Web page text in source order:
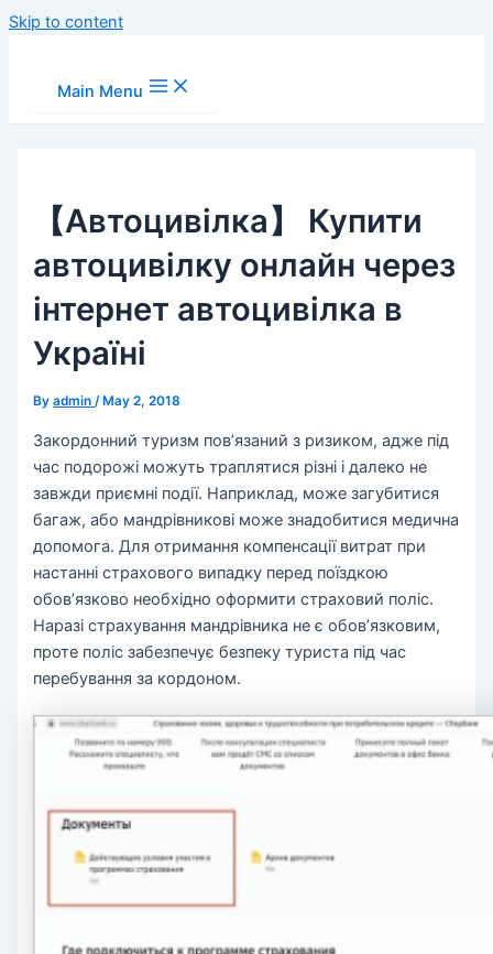
Skip to content
Main Menu
【Автоцивілка】 Купити
автоцивілку онлайн через
інтернет автоцивілка в
Україні
Byadmin/ May 2, 2018
Закордонний туризм пов’язаний з ризиком, адже під
час подорожі можуть траплятися різні і далеко не
завжди приємні події. Наприклад, може загубитися
багаж, або мандрівникові може знадобитися медична
допомога. Для отримання компенсації витрат при
настанні страхового випадку перед поїздкою
обов’язково необхідно оформити страховий поліс.
Наразі страхування мандрівника не є обов’язковим,
проте поліс забезпечує безпеку туриста під час
перебування за кордоном.